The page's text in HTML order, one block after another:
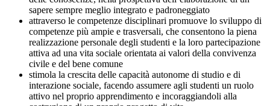
sapere sempre meglio integrato e padroneggiato
attraverso le competenze disciplinari promuove lo sviluppo di
competenze più ampie e trasversali, che consentono la piena
realizzazione personale degli studenti e la loro partecipazione
attiva ad una vita sociale orientata ai valori della convivenza
civile e del bene comune
stimola la crescita delle capacità autonome di studio e di
interazione sociale, facendo assumere agli studenti un ruolo
attivo nel proprio apprendimento e incoraggiandoli alla